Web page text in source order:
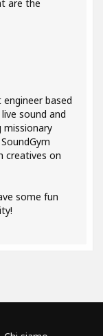
are the
based
sound and
missionary
creatives on
some fun